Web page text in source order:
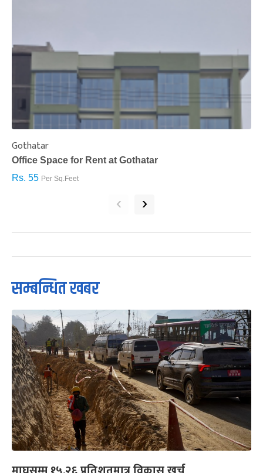
Gothatar
Office Space for Rent at Gothatar
Rs. 55 Per Sq.Feet
‹ ›
सम्बन्धित खबर